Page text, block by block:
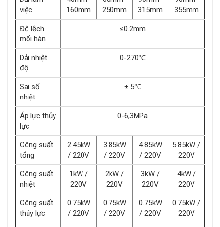
việc
160mm
250mm
315mm
355mm
Độ lệch
mối hàn
≤0.2mm
Dải nhiệt
độ
0-270℃
Sai số
nhiệt
± 5℃
Áp lực thủy
lực
0-6,3MPa
Công suất
tổng
2.45kW
/ 220V
3.85kW
/ 220V
4.85kW
/ 220V
5.85kW /
220V
Công suất
nhiệt
1kW /
220V
2kW /
220V
3kW /
220V
4kW /
220V
Công suất
thủy lực
0.75kW
/ 220V
0.75kW
/ 220V
0.75kW
/ 220V
0.75kW /
220V